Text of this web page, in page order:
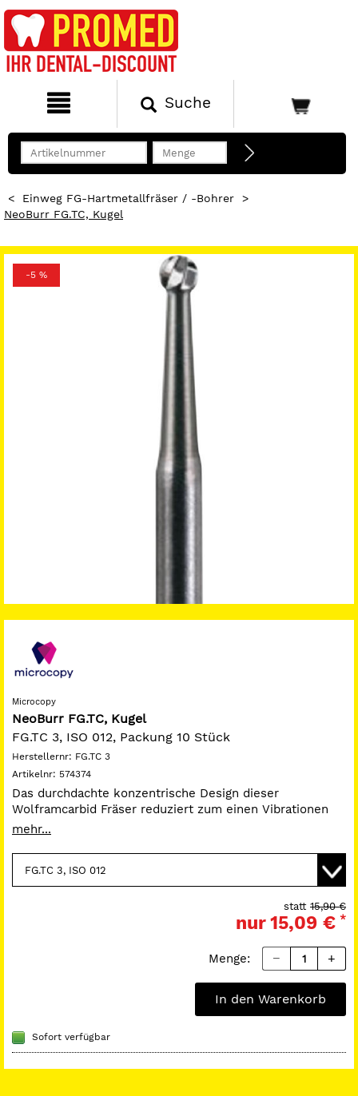
Suche
< Einweg FG-Hartmetallfräser / -Bohrer
>
NeoBurr FG.TC, Kugel
-5 %
Microcopy
NeoBurr FG.TC, Kugel
FG.TC 3, ISO 012, Packung 10 Stück
Herstellernr: FG.TC 3
Artikelnr: 574374
Das durchdachte konzentrische Design dieser
Wolframcarbid Fräser reduziert zum einen Vibrationen
und Schwingungen zum anderen wird durch die
Messerdesign gewährleistet einen gleichmäßigeren und
schnelleren Schnitt. Alle NeoBurrs werden aus
Sicherheitsgründen sterilisiert.
mehr...
15,90 €
statt
nur15,09 € *
Menge:
In den Warenkorb
Sofort verfügbar